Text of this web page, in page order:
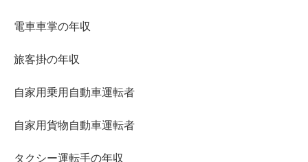
電車車掌の年収
旅客掛の年収
自家用乗用自動車運転者
自家用貨物自動車運転者
タクシー運転手の年収